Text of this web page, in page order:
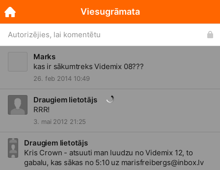
Autorizējies, lai komentētu
Marks
kas ir sākumtreks Videmix 08???
26. feb 2014 10:49
Draugiem lietotājs
RRR!
3. mai 2012 21:25
Draugiem lietotājs
Kris Crown - atsuuti man luudzu no Videmix 12, to
gabalu, kas sākas no 5:10 uz marisfreibergs@inbox.lv
Viesugrāmata